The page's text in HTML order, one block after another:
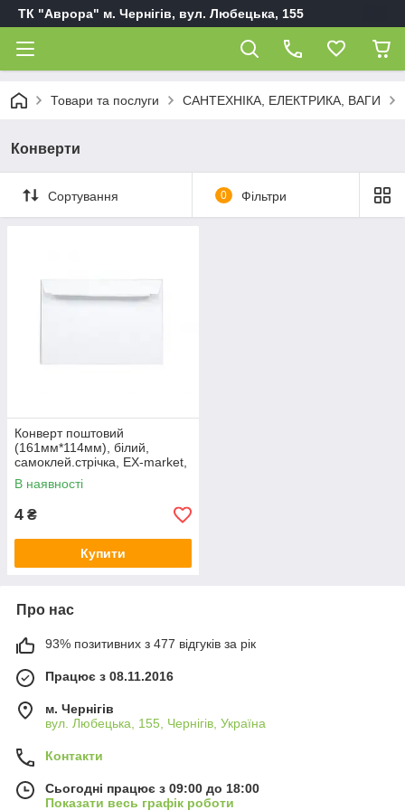
ТК "Аврора" м. Чернігів, вул. Любецька, 155
Товари та послуги САНТЕХНІКА, ЕЛЕКТРИКА, ВАГИ
Конверти
Сортування 0 Фільтри
Конверт поштовий
(161мм*114мм), білий,
самоклей.стрічка, EX-market,
Арт.45256
В наявності
4 ₴
Купити
Про нас
93% позитивних з 477 відгуків за рік
Працює з 08.11.2016
м. Чернігів
вул. Любецька, 155, Чернігів, Україна
Контакти
Сьогодні працює з 09:00 до 18:00
Показати весь графік роботи